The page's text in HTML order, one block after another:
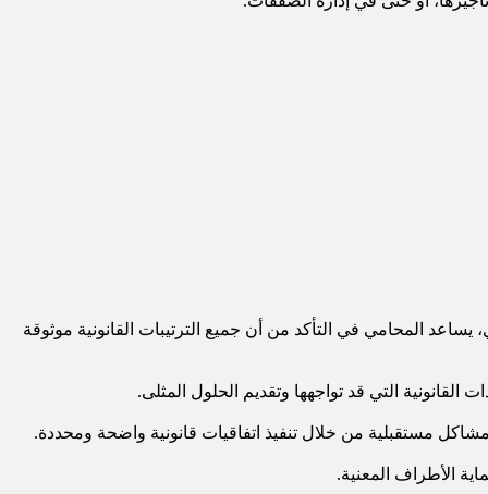
المحامي في التأكد من أن جميع الترتيبات القانونية موثوقة
التي قد تواجهها وتقديم الحلول المثلى.
مستقبلية من خلال تنفيذ اتفاقيات قانونية واضحة ومحددة.
الأطراف المعنية.